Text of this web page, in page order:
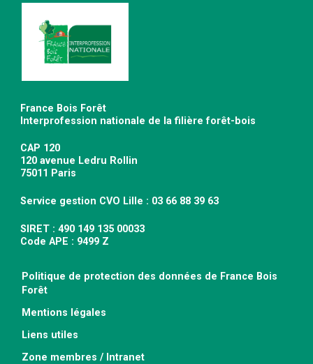
France Bois Forêt
Interprofession nationale de la filière forêt-bois
CAP 120
120 avenue Ledru Rollin
75011 Paris
Service gestion CVO Lille : 03 66 88 39 63
SIRET : 490 149 135 00033
Code APE : 9499 Z
Politique de protection des données de France Bois
Forêt
Mentions légales
Liens utiles
Zone membres / Intranet